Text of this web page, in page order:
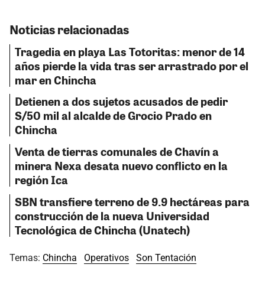
Noticias relacionadas
Tragedia en playa Las Totoritas: menor de 14
años pierde la vida tras ser arrastrado por el
mar en Chincha
Detienen a dos sujetos acusados de pedir
S/50 mil al alcalde de Grocio Prado en
Chincha
Venta de tierras comunales de Chavín a
minera Nexa desata nuevo conflicto en la
región Ica
SBN transfiere terreno de 9.9 hectáreas para
construcción de la nueva Universidad
Tecnológica de Chincha (Unatech)
Temas: Chincha Operativos Son Tentación